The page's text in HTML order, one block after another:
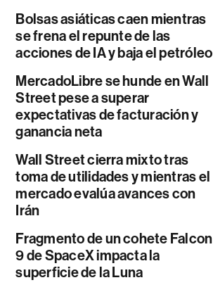
Bolsas asiáticas caen mientras
se frena el repunte de las
acciones de IA y baja el petróleo
MercadoLibre se hunde en Wall
Street pese a superar
expectativas de facturación y
ganancia neta
Wall Street cierra mixto tras
toma de utilidades y mientras el
mercado evalúa avances con
Irán
Fragmento de un cohete Falcon
9 de SpaceX impacta la
superficie de la Luna